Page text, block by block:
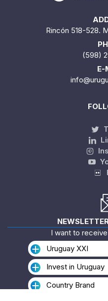
Rincón 518-528.
(598)
E-
I want to
Uruguay XXI
Invest in Uruguay
Country Brand